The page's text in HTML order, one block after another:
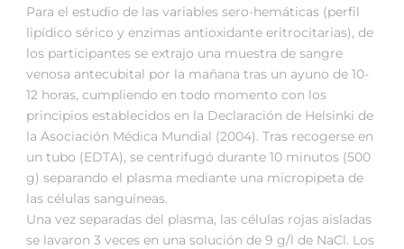
Para el estudio de las variables sero-hemáticas (perfil
lipídico sérico y enzimas antioxidante eritrocitarias), de
los participantes se extrajo una muestra de sangre
venosa antecubital por la mañana tras un ayuno de 10-
12 horas, cumpliendo en todo momento con los
principios establecidos en la Declaración de Helsinki de
la Asociación Médica Mundial (2004). Tras recogerse en
un tubo (EDTA), se centrifugó durante 10 minutos (500
g) separando el plasma mediante una micropipeta de
las células sanguíneas.
Una vez separadas del plasma, las células rojas aisladas
se lavaron 3 veces en una solución de 9 g/l de NaCl. Los